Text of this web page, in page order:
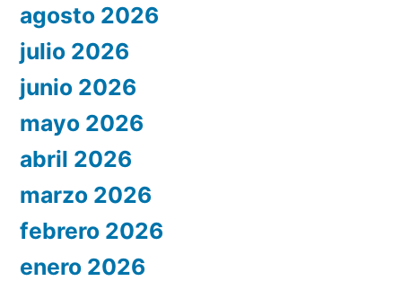
agosto 2026
julio 2026
junio 2026
mayo 2026
abril 2026
marzo 2026
febrero 2026
enero 2026